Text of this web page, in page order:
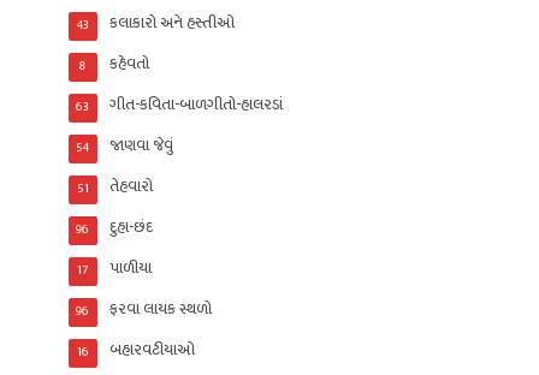
કલાકારો અને હસ્તીઓ
43
કહેવતો
8
ગીત-કવિતા-બાળગીતો-હાલરડાં
63
જાણવા જેવું
54
તેહવારો
51
દુહા-છંદ
96
પાળીયા
17
ફરવા લાયક સ્થળો
96
બહારવટીયાઓ
16